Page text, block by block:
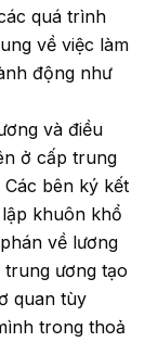
quá trình
về việc làm
động như
và điều
ở cấp trung
Các bên ký kết
khuôn khổ
về lương
ương tạo
quan tùy
trong thoả